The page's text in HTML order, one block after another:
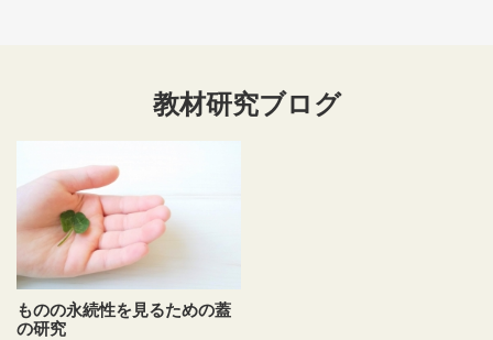
教材研究ブログ
ものの永続性を見るための蓋
の研究